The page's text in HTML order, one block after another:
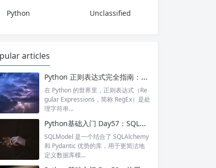
Python Unclassified
articles
Python 正则表达式完全指南：掌握复杂匹配，解锁高级数据处理能力 | 实战案例解析
在 Python 的世界里，正则表达式（Re
gular Expressions，简称 RegEx）是处
理字符串...
Python基础入门 Day57：SQLModel 简介与数据库连接配置
SQLModel 是一个结合了 SQLAlchemy
和 Pydantic 优势的库，用于更简洁地
定义数据库模...